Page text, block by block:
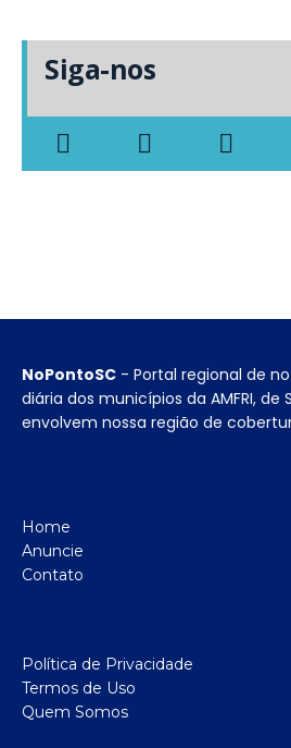
Siga-nos
NoPontoSC - Portal regional de
diária dos municípios da AMFRI, de
envolvem nossa região de
Home
Anuncie
Contato
Política de Privacidade
Termos de Uso
Quem Somos